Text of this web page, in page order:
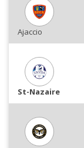
Ajaccio
St-Nazaire